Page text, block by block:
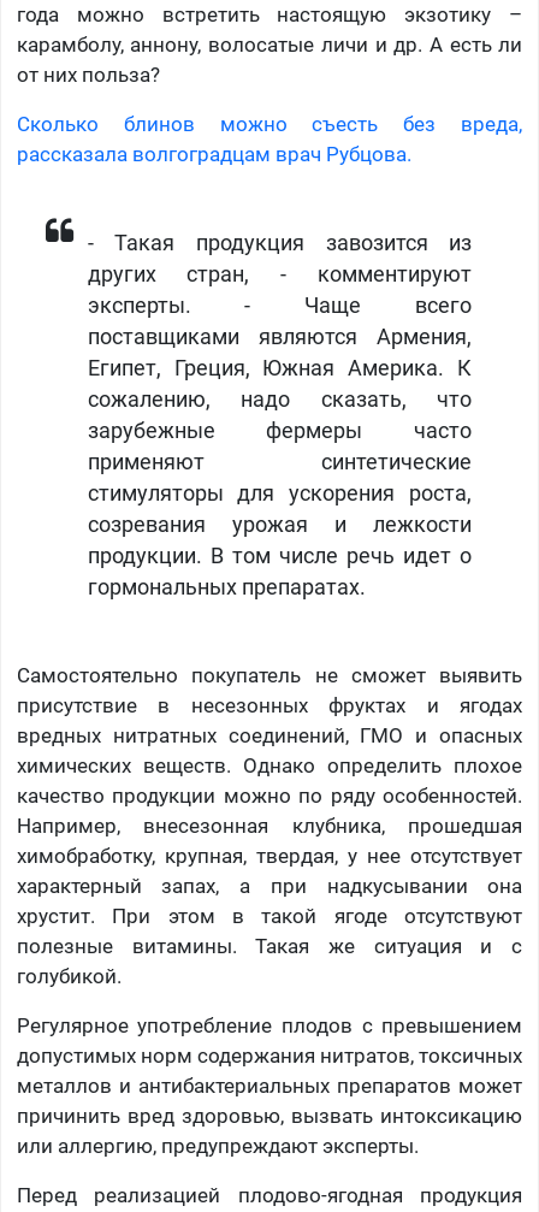
года можно встретить настоящую экзотику –
карамболу, аннону, волосатые личи и др. А есть ли
от них польза?
Сколько блинов можно съесть без вреда,
рассказала волгоградцам врач Рубцова.
​- Такая продукция завозится из
других стран, - комментируют
эксперты. - Чаще всего
поставщиками являются Армения,
Египет, Греция, Южная Америка. К
сожалению, надо сказать, что
зарубежные фермеры часто
применяют синтетические
стимуляторы для ускорения роста,
созревания урожая и лежкости
продукции. В том числе речь идет о
гормональных препаратах.
Самостоятельно покупатель не сможет выявить
присутствие в несезонных фруктах и ягодах
вредных нитратных соединений, ГМО и опасных
химических веществ. Однако определить плохое
качество продукции можно по ряду особенностей.
Например, внесезонная клубника, прошедшая
химобработку, крупная, твердая, у нее отсутствует
характерный запах, а при надкусывании она
хрустит. При этом в такой ягоде отсутствуют
полезные витамины. Такая же ситуация и с
голубикой.
Регулярное употребление плодов с превышением
допустимых норм содержания нитратов, токсичных
металлов и антибактериальных препаратов может
причинить вред здоровью, вызвать интоксикацию
или аллергию, предупреждают эксперты.
Перед реализацией плодово-ягодная продукция